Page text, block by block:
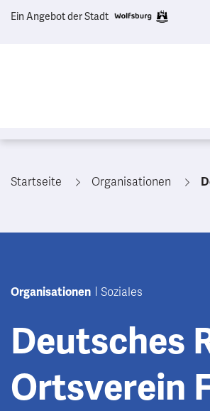
Ein Angebot der Stadt
Startseite Organisationen
Organisationen Soziales
Deutsches
Ortsverein